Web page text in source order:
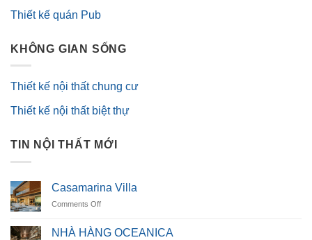
Thiết kế quán Pub
KHÔNG GIAN SỐNG
Thiết kế nội thất chung cư
Thiết kế nội thất biệt thự
TIN NỘI THẤT MỚI
Casamarina Villa
Comments Offon
Villa
NHÀ HÀNG OCEANICA